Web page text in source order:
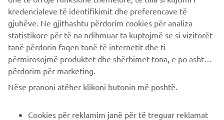
Scopri di più
kredencialeve të identifikimit dhe preferencave të
gjuhëve. Ne gjithashtu përdorim cookies për analiza
statistikore për të na ndihmuar ta kuptojmë se si vizitorët
tanë përdorin faqen tonë të internetit dhe ti
përmirosojmë produktet dhe shërbimet tona, e po ashtu ti
përdorim për marketing.
Nëse pranoni atëher klikoni butonin më poshtë.
Cookies për reklamim janë për të treguar reklamat